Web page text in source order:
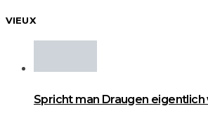
VIEUX
Spricht man Draugen eigentlich